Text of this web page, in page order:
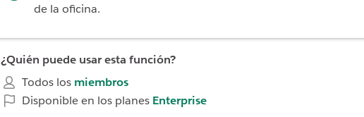
de la oficina.
¿Quién puede usar esta función?
Todos los miembros
Disponible en los planes Enterprise